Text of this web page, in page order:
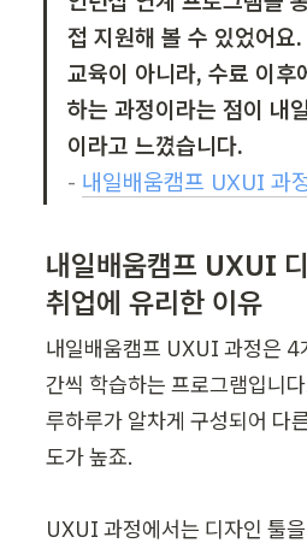
접 지원해 볼 수 있었어요
교육이 아니라, 수료 이후
하는 과정이라는 점이 내
이라고 느꼈습니다.
- 내일배움캠프 UXUI 과
내일배움캠프 UXUI
취업에 유리한 이유
내일배움캠프 UXUI 과정은 4
간씩 학습하는 프로그램입니
루하루가 알차게 구성되어 다
도가 높죠.
UXUI 과정에서는 디자인 툴